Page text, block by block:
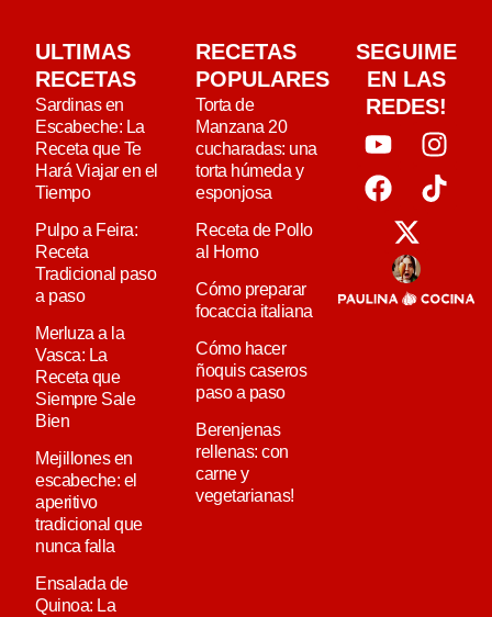
ULTIMAS
RECETAS
Sardinas en
Escabeche: La
Receta que Te
Hará Viajar en el
Tiempo
Pulpo a Feira:
Receta
Tradicional paso
a paso
Merluza a la
Vasca: La
Receta que
Siempre Sale
Bien
Mejillones en
escabeche: el
aperitivo
tradicional que
nunca falla
Ensalada de
Quinoa: La
RECETAS
POPULARES
Torta de
Manzana 20
cucharadas: una
torta húmeda y
esponjosa
Receta de Pollo
al Horno
Cómo preparar
focaccia italiana
Cómo hacer
ñoquis caseros
paso a paso
Berenjenas
rellenas: con
carne y
vegetarianas!
SEGUIME
EN LAS
REDES!